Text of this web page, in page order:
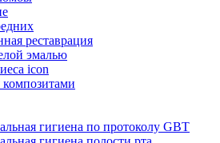
реставрация
эмалью
icon
композитами
гигиена по протоколу GBT